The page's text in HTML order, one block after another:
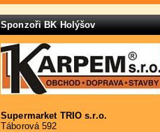
Sponzoři BK Holýšov
Supermarket TRIO s.r.o.
Táborová 592